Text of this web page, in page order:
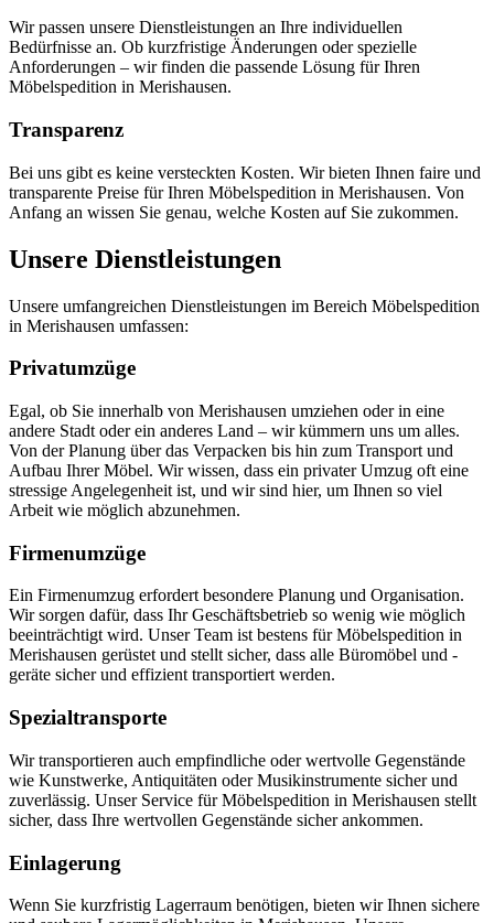
Wir passen unsere Dienstleistungen an Ihre individuellen
Bedürfnisse an. Ob kurzfristige Änderungen oder spezielle
Anforderungen – wir finden die passende Lösung für Ihren
Möbelspedition in Merishausen.
Transparenz
Bei uns gibt es keine versteckten Kosten. Wir bieten Ihnen faire und
transparente Preise für Ihren Möbelspedition in Merishausen. Von
Anfang an wissen Sie genau, welche Kosten auf Sie zukommen.
Unsere Dienstleistungen
Unsere umfangreichen Dienstleistungen im Bereich Möbelspedition
in Merishausen umfassen:
Privatumzüge
Egal, ob Sie innerhalb von Merishausen umziehen oder in eine
andere Stadt oder ein anderes Land – wir kümmern uns um alles.
Von der Planung über das Verpacken bis hin zum Transport und
Aufbau Ihrer Möbel. Wir wissen, dass ein privater Umzug oft eine
stressige Angelegenheit ist, und wir sind hier, um Ihnen so viel
Arbeit wie möglich abzunehmen.
Firmenumzüge
Ein Firmenumzug erfordert besondere Planung und Organisation.
Wir sorgen dafür, dass Ihr Geschäftsbetrieb so wenig wie möglich
beeinträchtigt wird. Unser Team ist bestens für Möbelspedition in
Merishausen gerüstet und stellt sicher, dass alle Büromöbel und -
geräte sicher und effizient transportiert werden.
Spezialtransporte
Wir transportieren auch empfindliche oder wertvolle Gegenstände
wie Kunstwerke, Antiquitäten oder Musikinstrumente sicher und
zuverlässig. Unser Service für Möbelspedition in Merishausen stellt
sicher, dass Ihre wertvollen Gegenstände sicher ankommen.
Einlagerung
Wenn Sie kurzfristig Lagerraum benötigen, bieten wir Ihnen sichere